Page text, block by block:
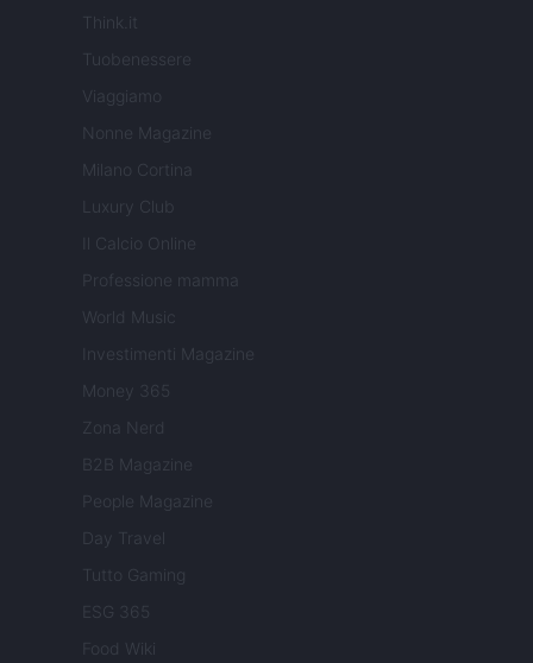
Think.it
Tuobenessere
Viaggiamo
Nonne Magazine
Milano Cortina
Luxury Club
Il Calcio Online
Professione mamma
World Music
Investimenti Magazine
Money 365
Zona Nerd
B2B Magazine
People Magazine
Day Travel
Tutto Gaming
ESG 365
Food Wiki